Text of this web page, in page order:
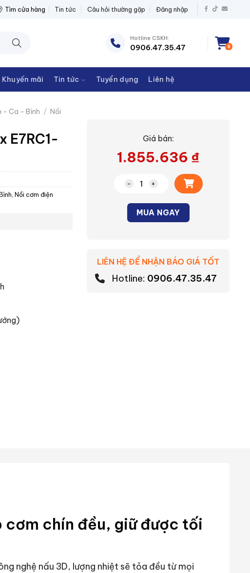
BỊ ĐIỆN THANH CHÂU
Tìm cửa hàng Tin tức Câu hỏi thường gặp Đăng nhập
Hotline CSKH:
0906.47.35.47 0
Khuyến mãi Tin tức Tuyển dụng Liên hệ
- Ca - Bình / Nồi
E7RC1-
Nồi cơm điện
Giá bán:
1.855.636 ₫
Nồi cơm điện Electrolux E7RC1-
MUA NGAY
LIÊN HỆ ĐỂ NHẬN BÁO GIÁ TỐT
Hotline: 0906.47.35.47
cơm chín đều, giữ được tối
nghệ nấu 3D, lượng nhiệt sẽ tỏa đều từ mọi